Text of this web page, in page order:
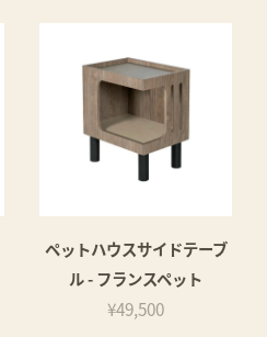
ペットハウスサイドテーブ
ル - フランスペット
¥49,500